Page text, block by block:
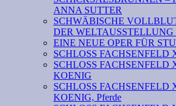
ANNA SUTTER
SCHWÄBISCHE
DER
EINE NEUE OPER FÜR
SCHLOSS FACHSENFELD
SCHLOSS FACHSENFELD
KOENIG
SCHLOSS FACHSENFELD
KOENIG, Pferde